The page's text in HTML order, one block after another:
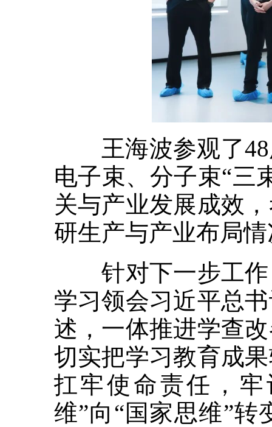
王海波参观了48
电子束、分子束“三
关与产业发展成效
研生产与产业布局
针对下一步工作
学习领会习近平总
述，一体推进学查
切实把学习教育成
扛牢使命责任，
维”向“国家思维”